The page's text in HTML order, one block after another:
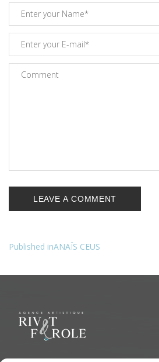
Navigation
l’article
Published inANAÏS CEUS